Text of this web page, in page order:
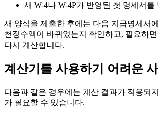
새 W-4나 W-4P가 반영된 첫 명세서를
새 양식을 제출한 후에는 다음 지급명세서
천징수액이 바뀌었는지 확인하고, 필요하
다시 계산합니다.
계산기를 사용하기 어려운 사
다음과 같은 경우에는 계산 결과가 적용되
가 필요할 수 있습니다.